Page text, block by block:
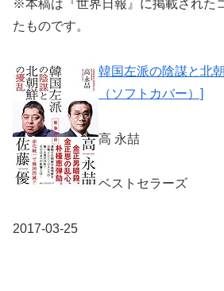
※本稿は『世界日報』に掲載された
たものです。
韓国左派の陰謀と北
（ソフトカバー）]
高 永喆
ベストセラーズ
2017-03-25